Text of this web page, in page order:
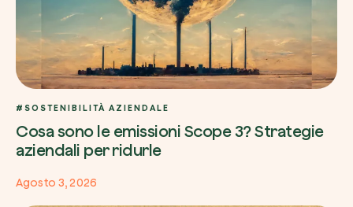
#SOSTENIBILITÀ AZIENDALE
Cosa sono le emissioni Scope 3? Strategie
aziendali per ridurle
Agosto 3, 2026